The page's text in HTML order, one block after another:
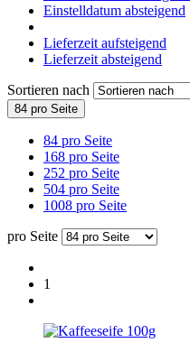
Einstelldatum absteigend
Lieferzeit aufsteigend
Lieferzeit absteigend
Sortieren nach
84 pro Seite
84 pro Seite
168 pro Seite
252 pro Seite
504 pro Seite
1008 pro Seite
pro Seite
1